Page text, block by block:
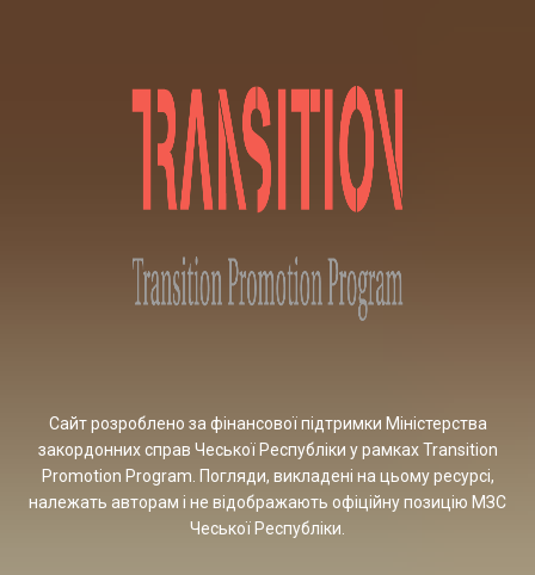
Сайт розроблено за фінансової підтримки Міністерства
закордонних справ Чеської Республіки у рамках Transition
Promotion Program. Погляди, викладені на цьому ресурсі,
належать авторам і не відображають офіційну позицію МЗС
Чеської Республіки.